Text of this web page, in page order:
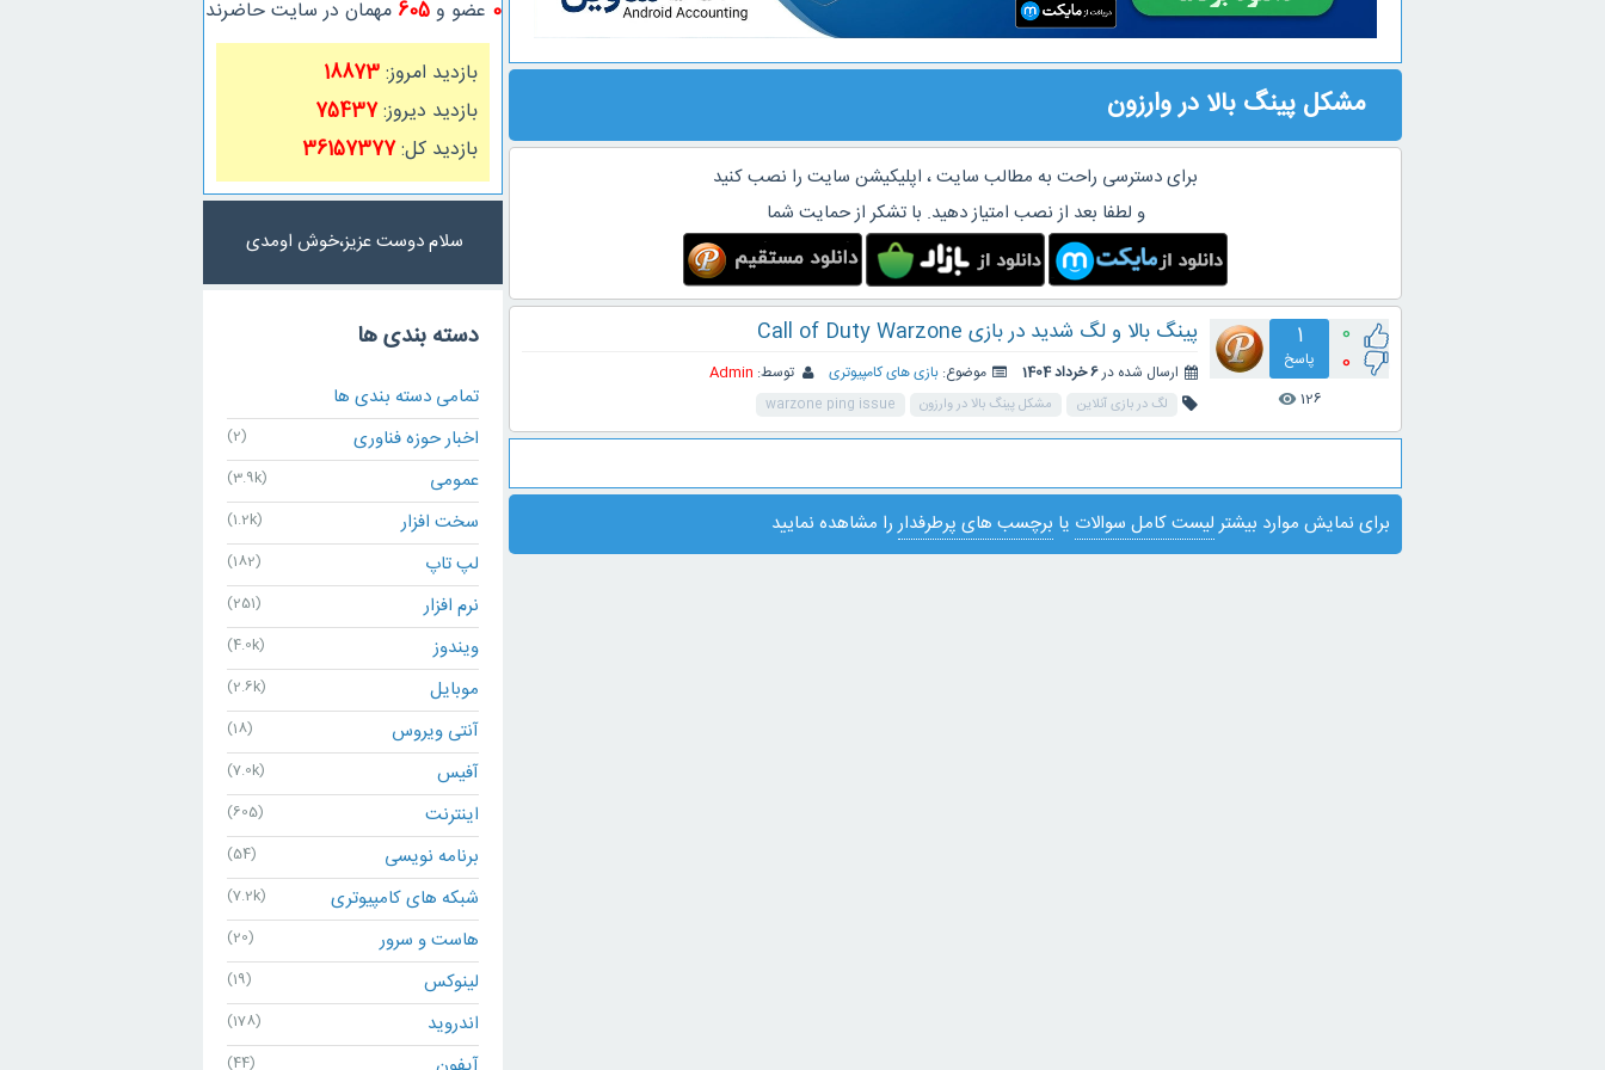
مشکل پینگ بالا در وارزون
برای دسترسی راحت به مطالب سایت ، اپلیکیشن سایت را نصب کنید
و لطفا بعد از نصب امتیاز دهید. با تشکر از حمایت شما
0
0
1
پاسخ
126
visibility
پینگ بالا و لگ شدید در بازی Call of Duty Warzone
ارسال شده در6 خرداد 1404 موضوع: بازی های کامپیوتری توسط: Admin
لگ در بازی آنلاین مشکل پینگ بالا در وارزون warzone ping issue
برای نمایش موارد بیشترلیست کامل سوالات یا برچسب های پرطرفداررا مشاهده نمایید
0 عضو و605 مهمان در سایت حاضرند
بازدید امروز:18873
بازدید دیروز:75437
بازدید کل:36157377
سلام دوست عزیز،خوش اومدی
دسته بندی ها
تمامی دسته بندی ها
اخبار حوزه فناوری
(2)
عمومی (3.9k)
سخت افزار (1.2k)
لپ تاپ (182)
نرم افزار (251)
ویندوز (4.0k)
موبایل (2.6k)
آنتی ویروس (18)
آفیس (7.0k)
اینترنت (605)
برنامه نویسی (54)
شبکه های کامپیوتری (7.2k)
هاست و سرور (20)
لینوکس (19)
اندروید (178)
(44)